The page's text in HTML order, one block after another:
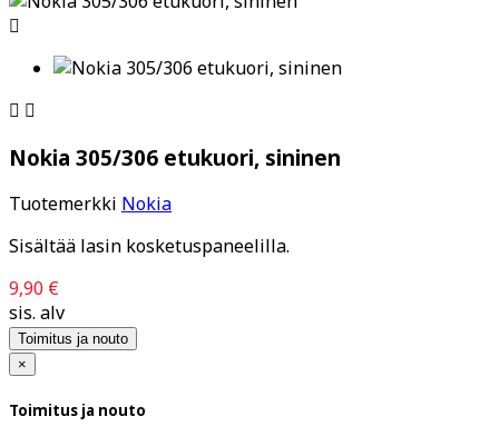

 
Nokia 305/306 etukuori, sininen
Tuotemerkki Nokia
Sisältää lasin kosketuspaneelilla.
9,90 €
sis. alv
Toimitus ja nouto
×
Toimitus ja nouto